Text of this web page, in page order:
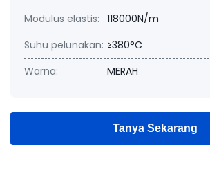
Modulus elastis: 118000N/m
Suhu pelunakan: ≥380°C
Warna:
MERAH
Tanya Sekarang